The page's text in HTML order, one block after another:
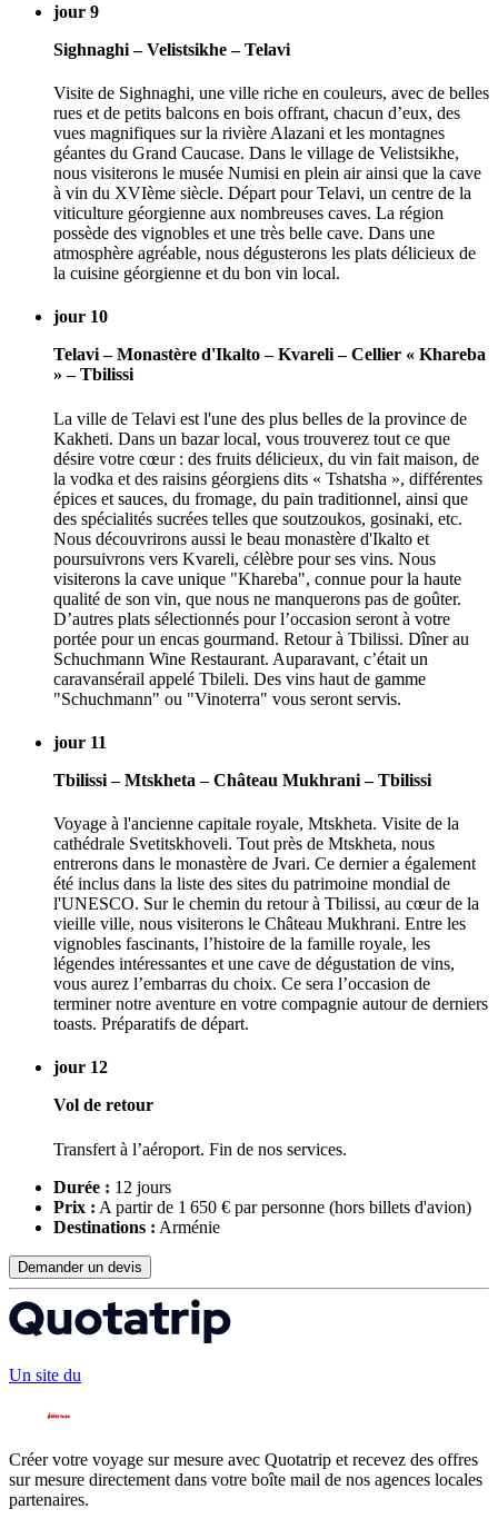
jour 9
Sighnaghi – Velistsikhe – Telavi
Visite de Sighnaghi, une ville riche en couleurs, avec de belles
rues et de petits balcons en bois offrant, chacun d’eux, des
vues magnifiques sur la rivière Alazani et les montagnes
géantes du Grand Caucase. Dans le village de Velistsikhe,
nous visiterons le musée Numisi en plein air ainsi que la cave
à vin du XVIème siècle. Départ pour Telavi, un centre de la
viticulture géorgienne aux nombreuses caves. La région
possède des vignobles et une très belle cave. Dans une
atmosphère agréable, nous dégusterons les plats délicieux de
la cuisine géorgienne et du bon vin local.
jour 10
Telavi – Monastère d'Ikalto – Kvareli – Cellier « Khareba
» – Tbilissi
La ville de Telavi est l'une des plus belles de la province de
Kakheti. Dans un bazar local, vous trouverez tout ce que
désire votre cœur : des fruits délicieux, du vin fait maison, de
la vodka et des raisins géorgiens dits « Tshatsha », différentes
épices et sauces, du fromage, du pain traditionnel, ainsi que
des spécialités sucrées telles que soutzoukos, gosinaki, etc.
Nous découvrirons aussi le beau monastère d'Ikalto et
poursuivrons vers Kvareli, célèbre pour ses vins. Nous
visiterons la cave unique "Khareba", connue pour la haute
qualité de son vin, que nous ne manquerons pas de goûter.
D’autres plats sélectionnés pour l’occasion seront à votre
portée pour un encas gourmand. Retour à Tbilissi. Dîner au
Schuchmann Wine Restaurant. Auparavant, c’était un
caravansérail appelé Tbileli. Des vins haut de gamme
"Schuchmann" ou "Vinoterra" vous seront servis.
jour 11
Tbilissi – Mtskheta – Château Mukhrani – Tbilissi
Voyage à l'ancienne capitale royale, Mtskheta. Visite de la
cathédrale Svetitskhoveli. Tout près de Mtskheta, nous
entrerons dans le monastère de Jvari. Ce dernier a également
été inclus dans la liste des sites du patrimoine mondial de
l'UNESCO. Sur le chemin du retour à Tbilissi, au cœur de la
vieille ville, nous visiterons le Château Mukhrani. Entre les
vignobles fascinants, l’histoire de la famille royale, les
légendes intéressantes et une cave de dégustation de vins,
vous aurez l’embarras du choix. Ce sera l’occasion de
terminer notre aventure en votre compagnie autour de derniers
toasts. Préparatifs de départ.
jour 12
Vol de retour
Transfert à l’aéroport. Fin de nos services.
Durée : 12 jours
Prix : A partir de 1 650 € par personne (hors billets d'avion)
Destinations : Arménie
Demander un devis
Un site du
Créer votre voyage sur mesure avec Quotatrip et recevez des offres
sur mesure directement dans votre boîte mail de nos agences locales
partenaires.